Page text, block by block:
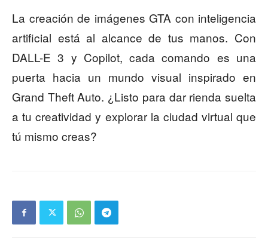
La creación de imágenes GTA con inteligencia
artificial está al alcance de tus manos. Con
DALL-E 3 y Copilot, cada comando es una
puerta hacia un mundo visual inspirado en
Grand Theft Auto. ¿Listo para dar rienda suelta
a tu creatividad y explorar la ciudad virtual que
tú mismo creas?